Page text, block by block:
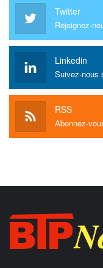
Twitter
Rejoignez-
Linkedin
Suivez-nous
RSS
Abonnez-